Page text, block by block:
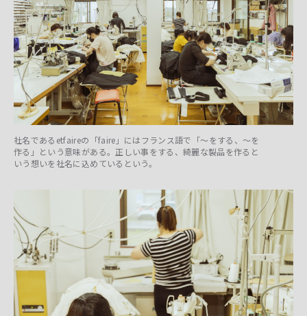
社名であるetfaireの「faire」にはフランス語で「〜をする、〜を
作る」という意味がある。正しい事をする、綺麗な製品を作ると
いう想いを社名に込めているという。